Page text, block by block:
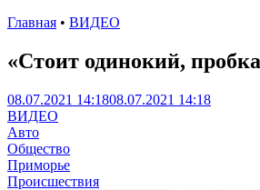
Главная • ВИДЕО
«Стоит одинокий,
08.07.2021 14:1808.07.2021 14:18
ВИДЕО
Авто
Общество
Приморье
Происшествия